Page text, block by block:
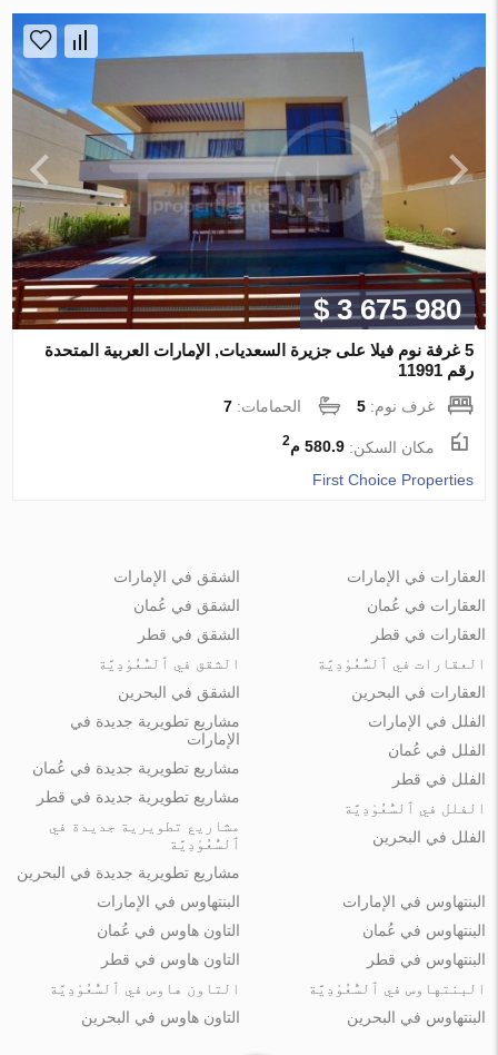
$ 3 675 980
5 غرفة نوم فيلا على جزيرة السعديات, الإمارات العربية المتحدة
رقم 11991
غرف نوم:5 الحمامات:7
مكان السكن:580.9 م 2
First Choice Properties
العقارات في الإمارات
العقارات في عُمان
العقارات في قطر
العقارات في ٱلسُّعُوْدِيَّة
العقارات في البحرين
الشقق في الإمارات
الشقق في عُمان
الشقق في قطر
الشقق في ٱلسُّعُوْدِيَّة
الشقق في البحرين
الفلل في الإمارات
الفلل في عُمان
الفلل في قطر
الفلل في ٱلسُّعُوْدِيَّة
الفلل في البحرين
مشاريع تطويرية جديدة في
الإمارات
مشاريع تطويرية جديدة في عُمان
مشاريع تطويرية جديدة في قطر
مشاريع تطويرية جديدة في
ٱلسُّعُوْدِيَّة
مشاريع تطويرية جديدة في البحرين
البنتهاوس في الإمارات
البنتهاوس في عُمان
البنتهاوس في قطر
البنتهاوس في ٱلسُّعُوْدِيَّة
البنتهاوس في البحرين
البنتهاوس في الإمارات
التاون هاوس في عُمان
التاون هاوس في قطر
التاون هاوس في ٱلسُّعُوْدِيَّة
التاون هاوس في البحرين